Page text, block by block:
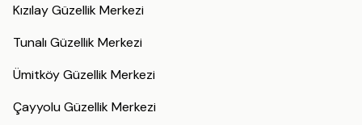
Kızılay Güzellik Merkezi
Tunalı Güzellik Merkezi
Ümitköy Güzellik Merkezi
Çayyolu Güzellik Merkezi